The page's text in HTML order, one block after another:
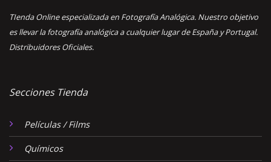
TIenda Online especializada en Fotografía Analógica. Nuestro objetivo
es llevar la fotografía analógica a cualquier lugar de España y Portugal.
Distribuidores Oficiales.
Secciones Tienda
Películas / Films
Químicos